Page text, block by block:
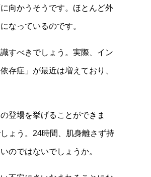
向かうそうです。ほとんど外
なっているのです。
すべきでしょう。実際、イン
存症」が最近は増えており、
登場を挙げることができま
ょう。24時間、肌身離さず持
のではないでしょうか。